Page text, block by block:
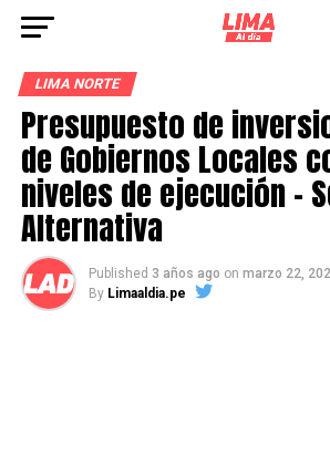
LIMA NORTE
Presupuesto de
de Gobiernos Locales
niveles de ejecución –
Alternativa
Published 3 años ago on marzo 22,
By Limaaldia.pe